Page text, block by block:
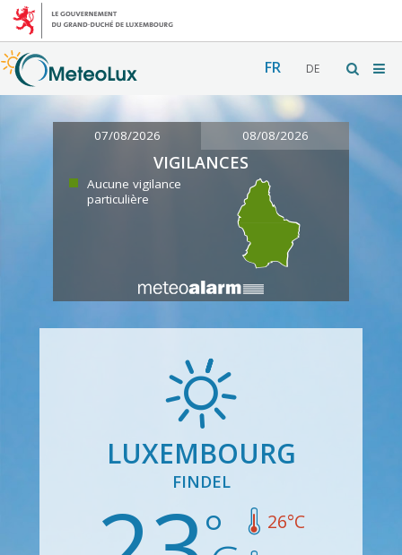
FR DE
07/08/2026 08/08/2026
VIGILANCES
Aucune vigilance
particulière
LUXEMBOURG
FINDEL
26°C